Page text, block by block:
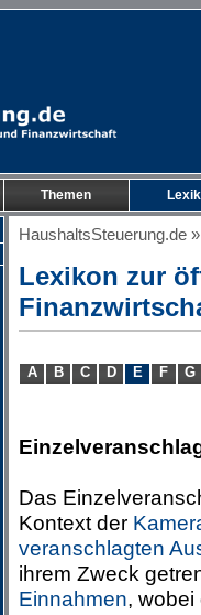
Themen
HaushaltsSteuerung.de
Lexikon zur
A B C D E F G
Das
Kontext der
veranschlagten
ihrem Zweck
Einnahmen,